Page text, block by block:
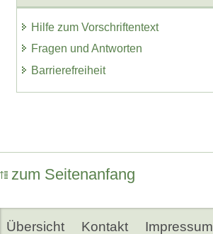
Hilfe zum Vorschriftentext
Fragen und Antworten
Barrierefreiheit
zum Seitenanfang
Übersicht Kontakt Impressum